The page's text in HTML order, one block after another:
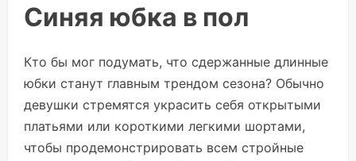
Синяя юбка в пол
Кто бы мог подумать, что сдержанные длинные
юбки станут главным трендом сезона? Обычно
девушки стремятся украсить себя открытыми
платьями или короткими легкими шортами,
чтобы продемонстрировать всем стройные